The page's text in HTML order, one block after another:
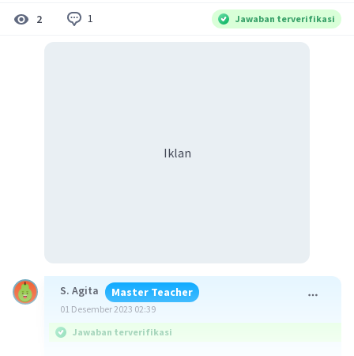
2 1 Jawaban terverifikasi
Iklan
S. Agita Master Teacher
01 Desember 2023 02:39
Jawaban terverifikasi